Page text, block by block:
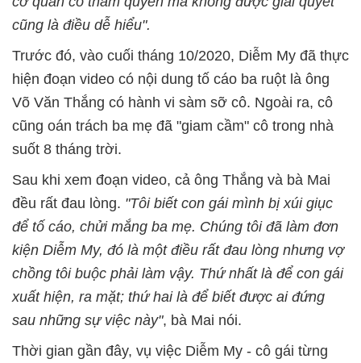
cũng là điều dễ hiểu".
Trước đó, vào cuối tháng 10/2020, Diễm My đã thực
hiện đoạn video có nội dung tố cáo ba ruột là ông
Võ Văn Thắng có hành vi sàm sỡ cô. Ngoài ra, cô
cũng oán trách ba mẹ đã "giam cầm" cô trong nhà
suốt 8 tháng trời.
Sau khi xem đoạn video, cả ông Thắng và bà Mai
đều rất đau lòng. "Tôi biết con gái mình bị xúi giục
để tố cáo, chửi mắng ba mẹ. Chúng tôi đã làm đơn
kiện Diễm My, đó là một điều rất đau lòng nhưng vợ
chồng tôi buộc phải làm vậy. Thứ nhất là để con gái
xuất hiện, ra mặt; thứ hai là để biết được ai đứng
sau những sự việc này", bà Mai nói.
Thời gian gần đây, vụ việc Diễm My - cô gái từng